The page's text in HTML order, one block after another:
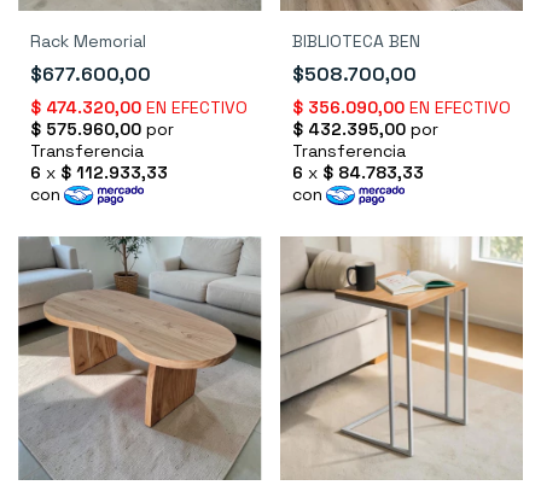
Rack Memorial
$677.600,00
BIBLIOTECA BEN
$508.700,00